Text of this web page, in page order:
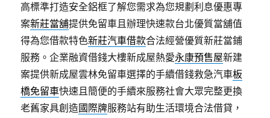
高標準打造安全鋁框了解您需求為您規劃利息優惠專
案新莊當舖提供免留車且辦理快速款台北優質當舖值
得為您借款特色新莊汽車借款合法經營優質新莊當鋪
服務。企業融資借錢大樓新成屋熱愛永康預售屋新建
案提供新成屋雲林免留車選擇的手續借錢救急汽車板
橋免留車快速且簡便的手續來服務社會大眾完整更換
老舊家具創造國際牌服務站有助生活環境合法借貸，